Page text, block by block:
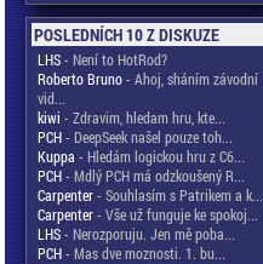
POSLEDNÍCH 10 Z DISKUZE
LHS- Není to HotRod?
Roberto Bruno- Ahoj, sháním závodní
vid...
kiwi - Zdravim, hledam hru, kte...
PCH- DeepSeek našel pouze toh...
Kuppa - Hledám logickou hru z C6...
PCH- Mdlý PCH má odzkoušený R...
Carpenter- Souhlasím s Patrikem a k...
Carpenter- Vše už funguje ke spokoj...
LHS- Nerozporuju. Jen mě poba...
PCH- Mas dve moznosti. 1. bu...